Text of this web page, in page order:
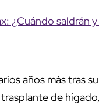
¿Cuándo saldrán
años más tras
de